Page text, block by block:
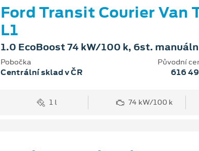
Ford Transit Courier Van
L1
1.0 EcoBoost 74 kW/100 k, 6st.
Pobočka
Centrální sklad v ČR
Původní
616
1 l 74 kW/100 k